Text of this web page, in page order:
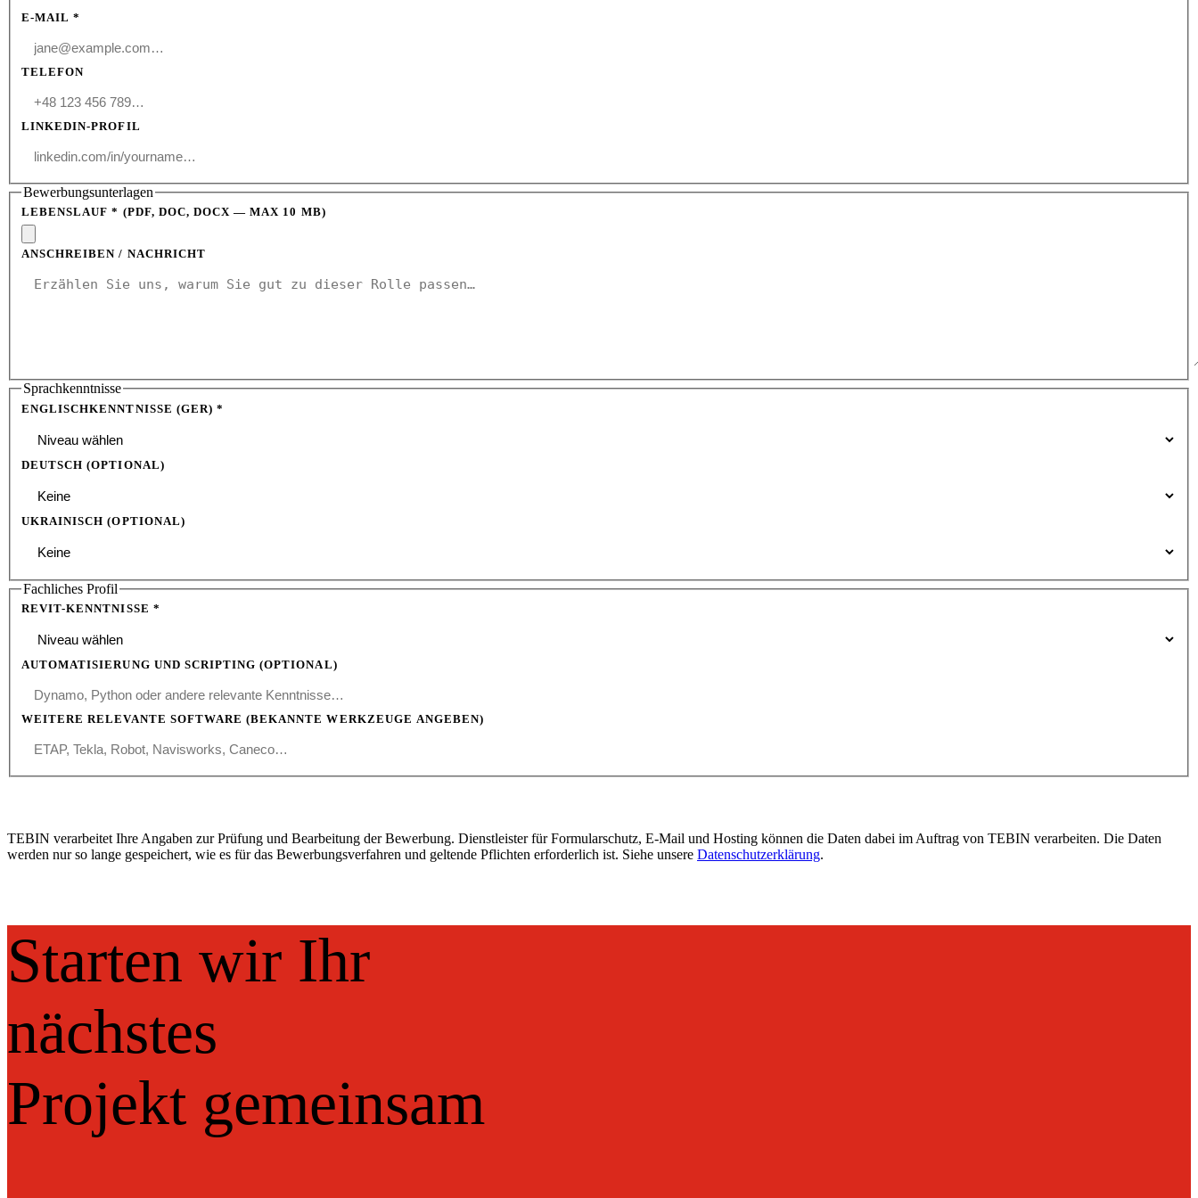
E-MAIL *
TELEFON
LINKEDIN-PROFIL
Bewerbungsunterlagen
LEBENSLAUF * (PDF, DOC, DOCX — MAX 10 MB)
ANSCHREIBEN / NACHRICHT
Sprachkenntnisse
ENGLISCHKENNTNISSE (GER) *
DEUTSCH(OPTIONAL)
UKRAINISCH(OPTIONAL)
Fachliches Profil
REVIT-KENNTNISSE *
AUTOMATISIERUNG UND SCRIPTING(OPTIONAL)
WEITERE RELEVANTE SOFTWARE(BEKANNTE WERKZEUGE ANGEBEN)
TEBIN verarbeitet Ihre Angaben zur Prüfung und Bearbeitung der Bewerbung. Dienstleister für Formularschutz, E-Mail und Hosting können die Daten dabei im Auftrag von TEBIN verarbeiten. Die Daten
werden nur so lange gespeichert, wie es für das Bewerbungsverfahren und geltende Pflichten erforderlich ist. Siehe unsere Datenschutzerklärung.
Starten wir Ihr
nächstes
Projekt gemeinsam